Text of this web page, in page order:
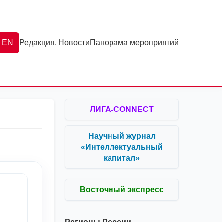
EN Редакция. НовостиПанорама мероприятий
ЛИГА-CONNECT
Научный журнал
«Интеллектуальный
капитал»
Восточный экспресс